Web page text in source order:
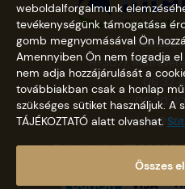
Nemzeti
H-3077,
06 32
06 20
Számlaszám:
weboldalforgalmunk
tevékenységünk támogatása
gomb megnyomásával Ön
Amennyiben Ön nem fogadja
nem adja hozzájárulását a
továbbiakban csak a honlap
szükséges sütiket használjuk. A
TÁJÉKOZTATÓ alatt olvashat.
Összes